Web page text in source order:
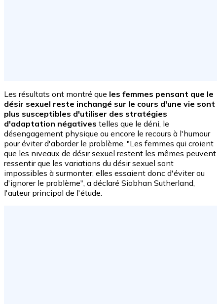
Les résultats ont montré que les femmes pensant que le
désir sexuel reste inchangé sur le cours d'une vie sont
plus susceptibles d'utiliser des stratégies
d'adaptation négatives telles que le déni, le
désengagement physique ou encore le recours à l'humour
pour éviter d'aborder le problème. "Les femmes qui croient
que les niveaux de désir sexuel restent les mêmes peuvent
ressentir que les variations du désir sexuel sont
impossibles à surmonter, elles essaient donc d'éviter ou
d'ignorer le problème", a déclaré Siobhan Sutherland,
l'auteur principal de l'étude.